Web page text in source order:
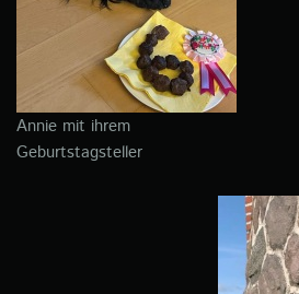
Annie mit ihrem
Geburtstagsteller